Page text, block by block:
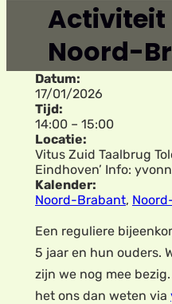
Activiteit
Noord-
Datum:
17/01/2026
Tijd:
14:00 – 15:00
Locatie:
Vitus Zuid Taalbrug
Eindhoven’ Info:
Kalender:
Noord-Brabant,
Een reguliere
5 jaar en hun ouders.
zijn we nog mee
het ons dan weten via